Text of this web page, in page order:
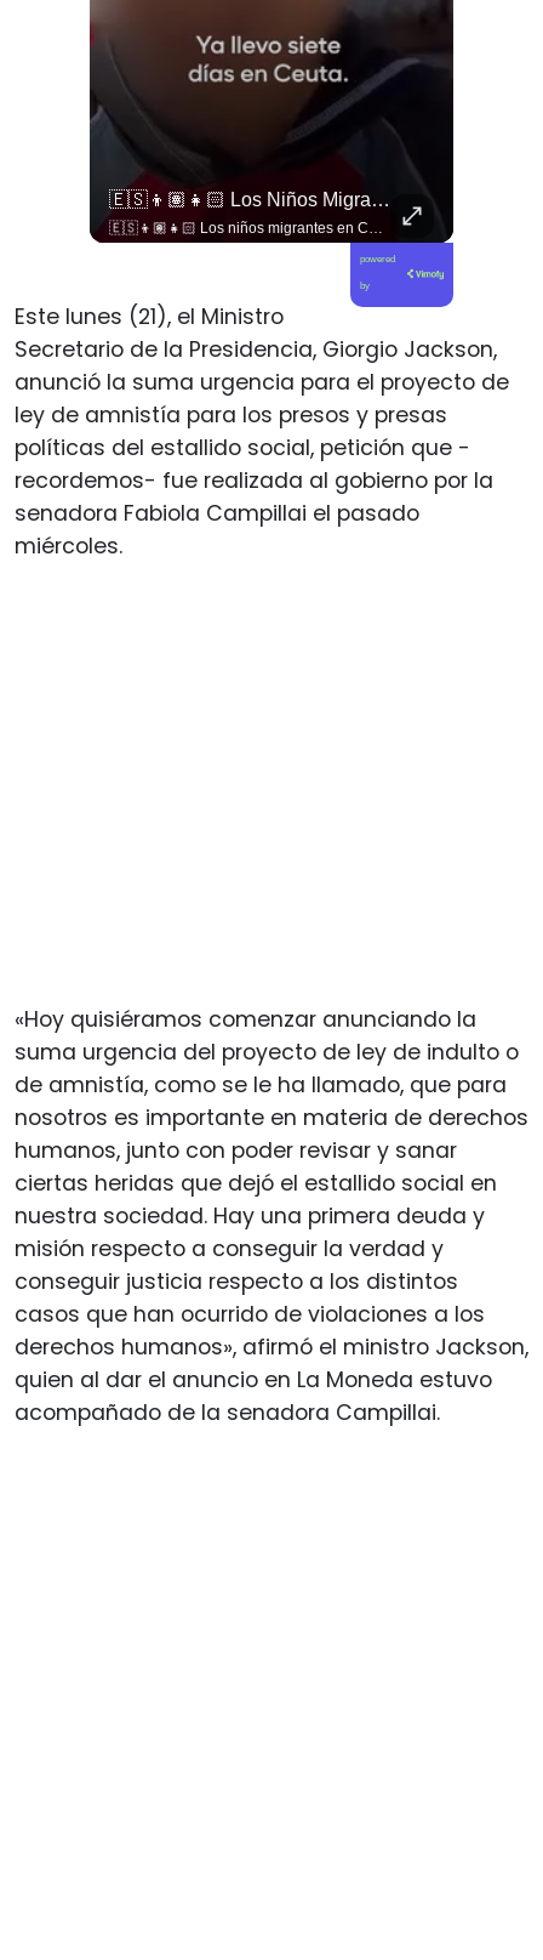
🇪🇸👦🏽👧🏻 Los Niños Migrantes En Ceuta Que Piden Asilo A España Se Enfrentan A Fuertes Y Difíciles Condiciones Humanitarias.
🇪🇸👦🏽👧🏻 Los niños migrantes en Ceuta que piden asilo a España se enfrentan a fuertes y difíciles condiciones humanitarias.
powered
by
Este lunes (21), el Ministro
Secretario de la Presidencia, Giorgio Jackson,
anunció la suma urgencia para el proyecto de
ley de amnistía para los presos y presas
políticas del estallido social, petición que -
recordemos- fue realizada al gobierno por la
senadora Fabiola Campillai el pasado
miércoles.
«Hoy quisiéramos comenzar anunciando la
suma urgencia del proyecto de ley de indulto o
de amnistía, como se le ha llamado, que para
nosotros es importante en materia de derechos
humanos, junto con poder revisar y sanar
ciertas heridas que dejó el estallido social en
nuestra sociedad. Hay una primera deuda y
misión respecto a conseguir la verdad y
conseguir justicia respecto a los distintos
casos que han ocurrido de violaciones a los
derechos humanos», afirmó el ministro Jackson,
quien al dar el anuncio en La Moneda estuvo
acompañado de la senadora Campillai.